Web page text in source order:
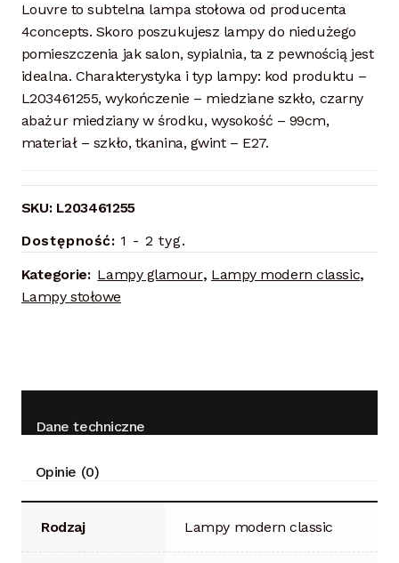
Louvre to subtelna lampa stołowa od producenta
4concepts. Skoro poszukujesz lampy do niedużego
pomieszczenia jak salon, sypialnia, ta z pewnością jest
idealna. Charakterystyka i typ lampy: kod produktu –
L203461255, wykończenie – miedziane szkło, czarny
abażur miedziany w środku, wysokość – 99cm,
materiał – szkło, tkanina, gwint – E27.
SKU: L203461255
Dostępność: 1 - 2 tyg.
Kategorie: Lampy glamour, Lampy modern classic,
Lampy stołowe
Dane techniczne
Opinie (0)
Rodzaj Lampy modern classic